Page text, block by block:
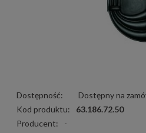
Dostępność:
Dostępny na
Kod produktu:
63.186.72.50
Producent:
-